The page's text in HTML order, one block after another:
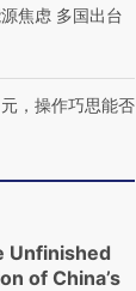
焦虑 多国出台
，操作巧思能否
Unfinished
of China’s